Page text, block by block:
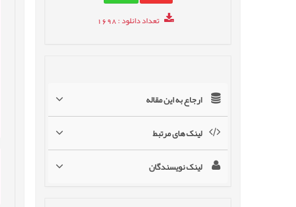
تعداد دانلود: 1698
ارجاع به این مقاله
لینک های مرتبط
لینک نویسندگان